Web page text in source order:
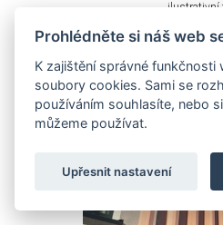
ilustrativní
Prohlédněte si náš web
K zajištění správné funkčnosti
soubory cookies. Sami se
používáním souhlasíte, nebo
můžeme používat.
Upřesnit nastavení